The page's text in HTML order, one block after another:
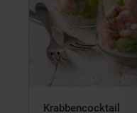
Krabbencocktail